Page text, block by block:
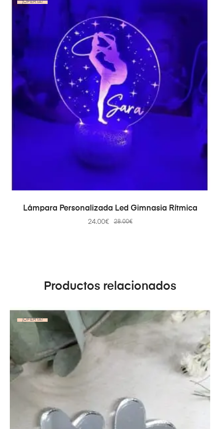
¡OFERTA!
SELECT OPTIONS
Lámpara Personalizada Led Gimnasia Rítmica
28.00€
24.00€
Productos relacionados
¡OFERTA!